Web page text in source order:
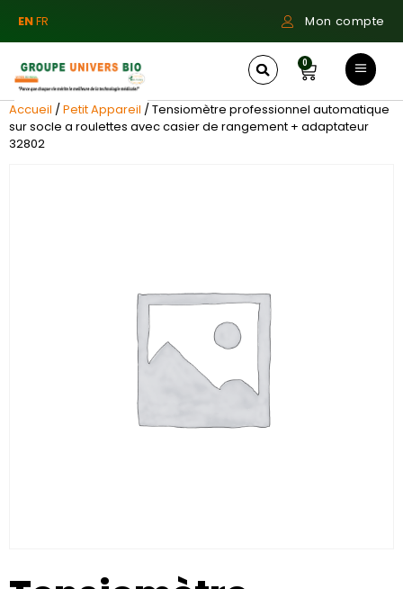
ENFR Mon compte
0
Accueil /Petit Appareil / Tensiomètre professionnel automatique
sur socle a roulettes avec casier de rangement + adaptateur
32802